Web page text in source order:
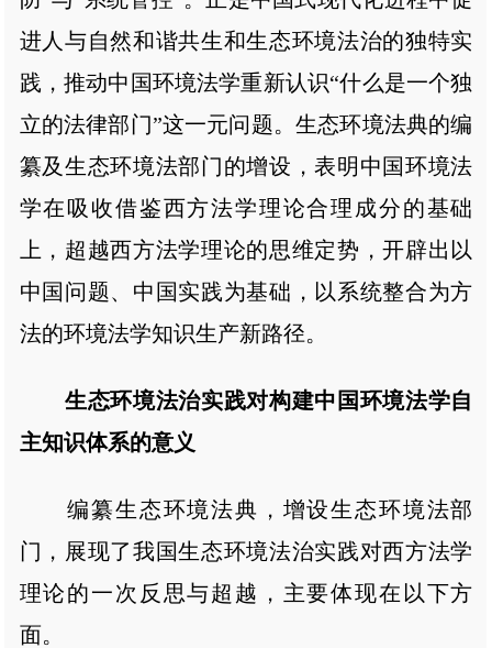
进人与自然和谐共生和生态环境法治的独特实
践，推动中国环境法学重新认识“什么是一个独
立的法律部门”这一元问题。生态环境法典的编
纂及生态环境法部门的增设，表明中国环境法
学在吸收借鉴西方法学理论合理成分的基础
上，超越西方法学理论的思维定势，开辟出以
中国问题、中国实践为基础，以系统整合为方
法的环境法学知识生产新路径。
生态环境法治实践对构建中国环境法学自
主知识体系的意义
编纂生态环境法典，增设生态环境法部
门，展现了我国生态环境法治实践对西方法学
理论的一次反思与超越，主要体现在以下方
面。